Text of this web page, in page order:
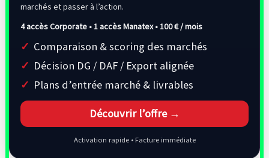
marchés et passer à l’action.
4 accès Corporate • 1 accès Manatex •100 € / mois
Comparaison & scoring des marchés
Décision DG / DAF / Export alignée
Plans d’entrée marché & livrables
Découvrir l’offre →
Activation rapide • Facture immédiate